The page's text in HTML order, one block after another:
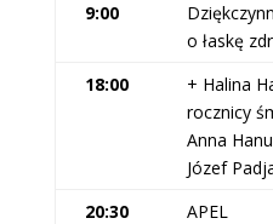
9:00
o łaskę
18:00
+ Halina
rocznicy
Anna
Józef
20:30
APEL